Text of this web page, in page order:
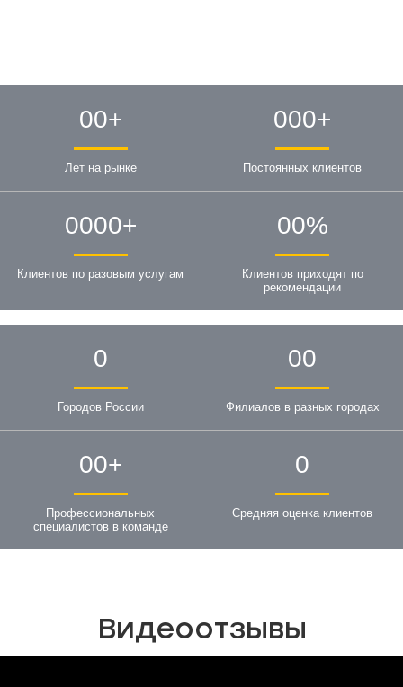
00+
Лет на рынке
000+
Постоянных клиентов
0000+
Клиентов по разовым услугам
00%
Клиентов приходят по
рекомендации
0
Городов России
00
Филиалов в разных городах
00+
Профессиональных
специалистов в команде
0
Средняя оценка клиентов
Видеоотзывы